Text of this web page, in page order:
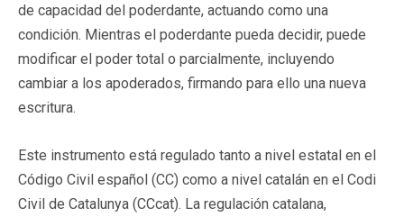
de capacidad del poderdante, actuando como una
condición. Mientras el poderdante pueda decidir, puede
modificar el poder total o parcialmente, incluyendo
cambiar a los apoderados, firmando para ello una nueva
escritura.
Este instrumento está regulado tanto a nivel estatal en el
Código Civil español (CC) como a nivel catalán en el Codi
Civil de Catalunya (CCcat). La regulación catalana,